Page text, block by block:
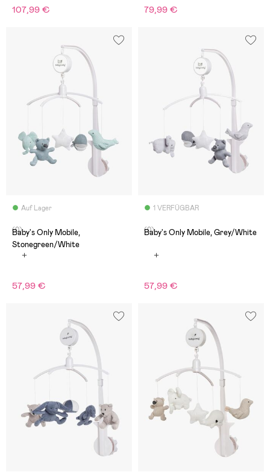
107,99 € 79,99 €
Auf Lager
(0)
Baby's Only Mobile,
Stonegreen/White
57,99 €
1 VERFÜGBAR
(0)
Baby's Only Mobile, Grey/White
57,99 €